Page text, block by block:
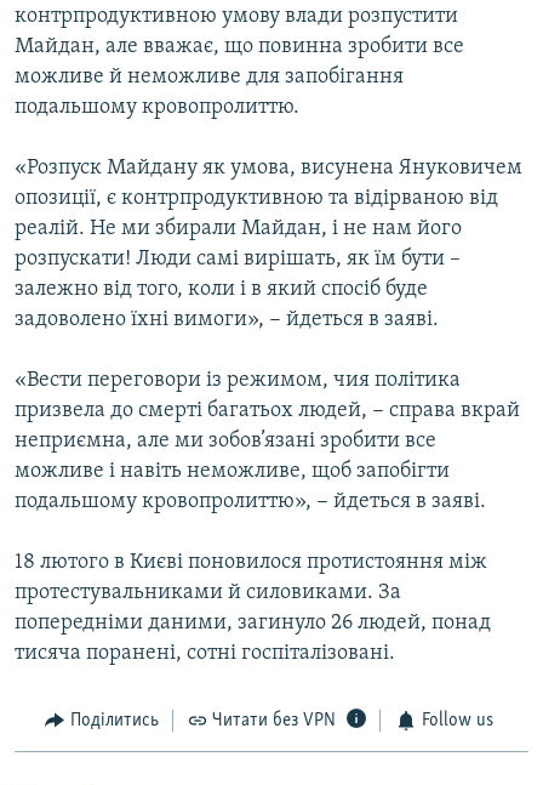
контрпродуктивною умову влади розпустити
Майдан, але вважає, що повинна зробити все
можливе й неможливе для запобігання
подальшому кровопролиттю.
«Розпуск Майдану як умова, висунена Януковичем
опозиції, є контрпродуктивною та відірваною від
реалій. Не ми збирали Майдан, і не нам його
розпускати! Люди самі вирішать, як їм бути –
залежно від того, коли і в який спосіб буде
задоволено їхні вимоги», − йдеться в заяві.
«Вести переговори із режимом, чия політика
призвела до смерті багатьох людей, − справа вкрай
неприємна, але ми зобов’язані зробити все
можливе і навіть неможливе, щоб запобігти
подальшому кровопролиттю», − йдеться в заяві.
18 лютого в Києві поновилося протистояння між
протестувальниками й силовиками. За
попередніми даними, загинуло 26 людей, понад
тисяча поранені, сотні госпіталізовані.
Поділитись Читати без VPN Follow us